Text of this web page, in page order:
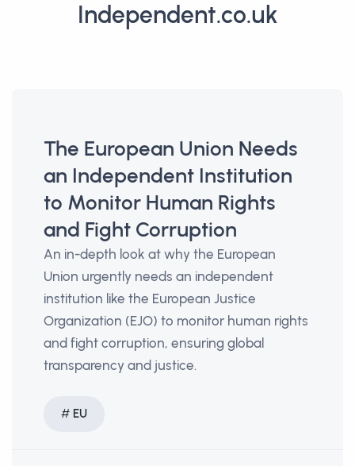
Independent.co.uk
The European Union Needs
an Independent Institution
to Monitor Human Rights
and Fight Corruption
An in-depth look at why the European
Union urgently needs an independent
institution like the European Justice
Organization (EJO) to monitor human rights
and fight corruption, ensuring global
transparency and justice.
EU